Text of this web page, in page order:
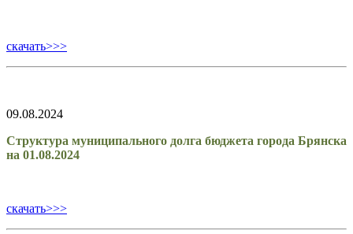
скачать>>>
09.08.2024
Структура муниципального долга бюджета города Брянска
на 01.08.2024
скачать>>>